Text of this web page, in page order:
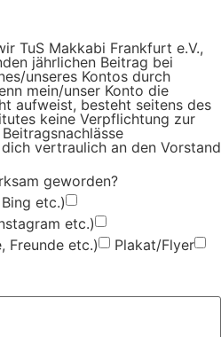
TuS Makkabi Frankfurt e.V.,
jährlichen Beitrag bei
unseres Kontos durch
mein/unser Konto die
aufweist, besteht seitens des
keine Verpflichtung zur
vertraulich an den Vorstand
geworden?
etc.)
etc.)
Freunde etc.)
Plakat/Flyer